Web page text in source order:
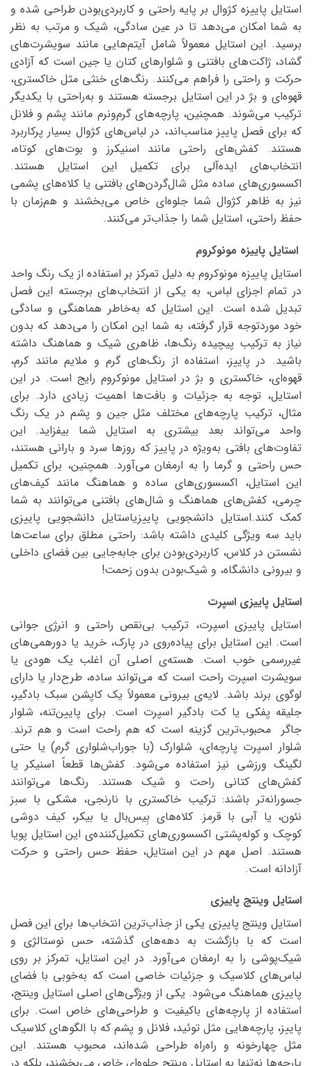
استایل پاییزه کژوال بر پایه راحتی و کاربردی‌بودن طراحی شده و
به شما امکان می‌دهد تا در عین سادگی، شیک و مرتب به نظر
برسید. این استایل معمولاً شامل آیتم‌هایی مانند سویشرت‌های
گشاد، ژاکت‌های بافتنی و شلوارهای کتان یا جین است که آزادی
حرکت و راحتی را فراهم می‌کنند. رنگ‌های خنثی مثل خاکستری،
قهوه‌ای و بژ در این استایل برجسته هستند و به‌راحتی با یکدیگر
ترکیب می‌شوند. همچنین، پارچه‌های گرم‌ونرم مانند پشم و فلانل
که برای فصل پاییز مناسب‌اند، در لباس‌های کژوال بسیار پرکاربرد
هستند. کفش‌های راحتی مانند اسنیکرز و بوت‌های کوتاه،
انتخاب‌های ایده‌آلی برای تکمیل این استایل هستند.
اکسسوری‌های ساده مثل شال‌گردن‌های بافتنی یا کلاه‌های پشمی
نیز به ظاهر کژوال شما جلوه‌ای خاص می‌بخشند و هم‌زمان با
حفظ راحتی، استایل شما را جذاب‌تر می‌کنند.
استایل پاییزه مونوکروم
استایل پاییزه مونوکروم به دلیل تمرکز بر استفاده از یک رنگ واحد
در تمام اجزای لباس، به یکی از انتخاب‌های برجسته این فصل
تبدیل شده است. این استایل که به‌خاطر هماهنگی و سادگی
خود موردتوجه قرار گرفته، به شما این امکان را می‌دهد که بدون
نیاز به ترکیب پیچیده رنگ‌ها، ظاهری شیک و هماهنگ داشته
باشید. در پاییز، استفاده از رنگ‌های گرم و ملایم مانند کرم،
قهوه‌ای، خاکستری و بژ در استایل مونوکروم رایج است. در این
استایل، توجه به جزئیات و بافت‌ها اهمیت زیادی دارد. برای
مثال، ترکیب پارچه‌های مختلف مثل جین و پشم در یک رنگ
واحد می‌تواند بعد بیشتری به استایل شما بیفزاید. این
تفاوت‌های بافتی به‌ویژه در پاییز که روزها سرد و بارانی هستند،
حس راحتی و گرما را به ارمغان می‌آورد. همچنین، برای تکمیل
این استایل، اکسسوری‌های ساده و هماهنگ مانند کیف‌های
چرمی، کفش‌های هماهنگ و شال‌های بافتنی می‌توانند به شما
کمک کنند.استایل دانشجویی پاییزیاستایل دانشجویی پاییزی
باید سه ویژگی کلیدی داشته باشد: راحتی مطلق برای ساعت‌ها
نشستن در کلاس، کاربردی‌بودن برای جابه‌جایی بین فضای داخلی
و بیرونی دانشگاه، و شیک‌بودن بدون زحمت!
استایل پاییزی اسپرت
استایل پاییزی اسپرت، ترکیب بی‌نقص راحتی و انرژی جوانی
است. این استایل برای پیاده‌روی در پارک، خرید یا دورهمی‌های
غیررسمی خوب است. هسته‌ی اصلی آن اغلب یک هودی یا
سویشرت اسپرت راحت است که می‌تواند ساده، طرح‌دار یا دارای
لوگوی برند باشد. لایه‌ی بیرونی معمولاً یک کاپشن سبک بادگیر،
جلیقه پفکی یا کت بادگیر اسپرت است. برای پایین‌تنه، شلوار
جاگر محبوب‌ترین گزینه است که هم راحت است و هم ترند.
شلوار اسپرت پارچه‌ای، شلوارک (با جوراب‌شلواری گرم) یا حتی
لگینگ ورزشی نیز استفاده می‌شود. کفش‌ها قطعاً اسنیکر یا
کفش‌های کتانی راحت و شیک هستند. رنگ‌ها می‌توانند
جسورانه‌تر باشند: ترکیب خاکستری با نارنجی، مشکی با سبز
نئون، یا آبی با قرمز. کلاه‌های بِیس‌بال یا بیکر، کیف دوشی
کوچک و کوله‌پشتی اکسسوری‌های تکمیل‌کننده‌ی این استایل پویا
هستند. اصل مهم در این استایل، حفظ حس راحتی و حرکت
آزادانه است.
استایل وینتج پاییزی
استایل وینتج پاییزی یکی از جذاب‌ترین انتخاب‌ها برای این فصل
است که با بازگشت به دهه‌های گذشته، حس نوستالژی و
شیک‌پوشی را به ارمغان می‌آورد. در این استایل، تمرکز بر روی
لباس‌های کلاسیک و جزئیات خاصی است که به‌خوبی با فضای
پاییزی هماهنگ می‌شود. یکی از ویژگی‌های اصلی استایل وینتج،
استفاده از پارچه‌های باکیفیت و طراحی‌های خاص است. برای
پاییز، پارچه‌هایی مثل توئید، فلانل و پشم که با الگوهای کلاسیک
مثل چهارخونه و راه‌راه طراحی شده‌اند، محبوب هستند. این